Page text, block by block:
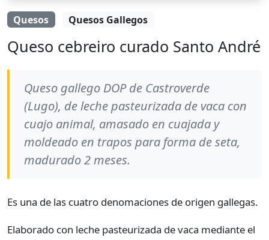
Quesos Quesos Gallegos
Queso cebreiro curado Santo André
Queso gallego DOP de Castroverde
(Lugo), de leche pasteurizada de vaca con
cuajo animal, amasado en cuajada y
moldeado en trapos para forma de seta,
madurado 2 meses.
Es una de las cuatro denomaciones de origen gallegas.
Elaborado con leche pasteurizada de vaca mediante el